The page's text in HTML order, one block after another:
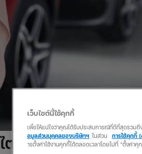
ตรมาสแรกของปี
เว็บไซต์นี้ใช้คุกกี้
เพื่อให้แน่ใจว่าคุณได้รับประสบการณ์ที่ดีที่สุดรวมถึ
อมูลส่วนบุคคลของบริษัทฯ ในส่วน การใช้คุกกี้
ารตั้งค่าใช้งานคุกกี้ได้ตลอดเวลาโดยไปที่ "ตั้งค่าคุ